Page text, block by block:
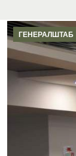
ГЕНЕРАЛШТАБ